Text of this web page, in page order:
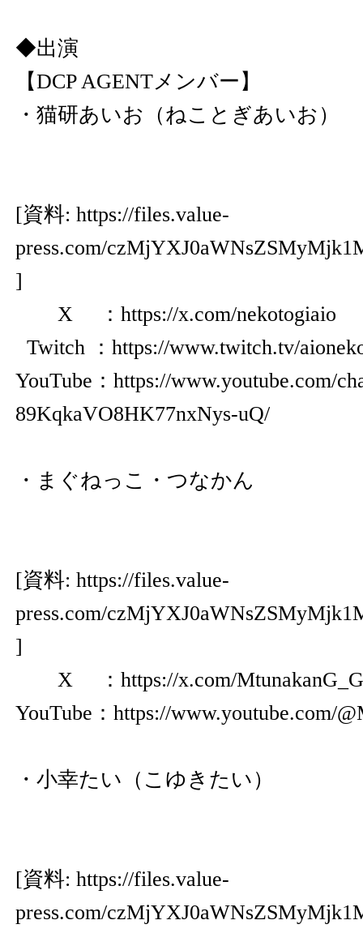
◆出演
【DCP AGENTメンバー】
・猫研あいお（ねことぎあいお）
[資料: https://files.value-
press.com/
]
X ： https://x.com/nekotogiaio
Twitch ： https://www.twitch.tv/
YouTube： https://www.youtube.com/
89KqkaVO8HK77nxNys-uQ/
・まぐねっこ・つなかん
[資料: https://files.value-
press.com/
]
X ： https://x.com/MtunakanG_G
YouTube： https://www.youtube.com/
・小幸たい（こゆきたい）
[資料: https://files.value-
press.com/